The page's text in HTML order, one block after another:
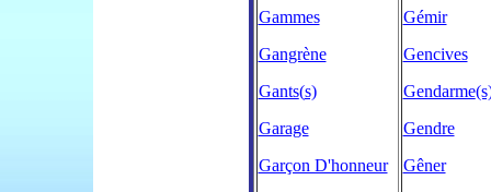
Gammes
Gangrène
Gants(s)
Garage
Garçon D'honneur
Gémir
Gencives
Gendarme
Gendre
Gêner